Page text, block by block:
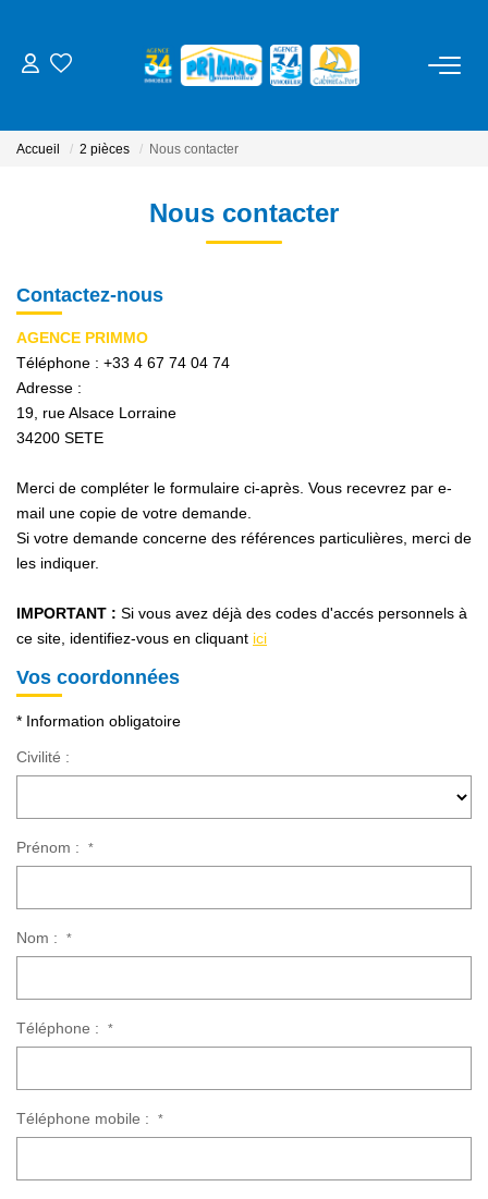
ESTIMER
Gestion
NOS AGENCES
Nos Actualités
Accueil 2 pièces Nous contacter
Nous contacter
Contactez-nous
AGENCE PRIMMO
Téléphone : +33 4 67 74 04 74
Adresse :
19, rue Alsace Lorraine
34200 SETE
Merci de compléter le formulaire ci-après. Vous recevrez par e-
mail une copie de votre demande.
Si votre demande concerne des références particulières, merci de
les indiquer.
IMPORTANT : Si vous avez déjà des codes d'accés personnels à
ce site, identifiez-vous en cliquant ici
Vos coordonnées
* Information obligatoire
Civilité :
Prénom : *
Nom : *
Téléphone : *
Téléphone mobile : *